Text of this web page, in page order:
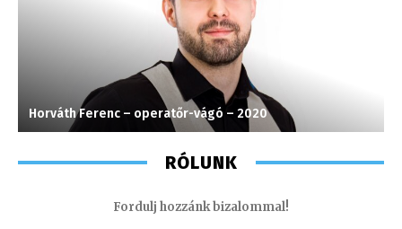
Horváth Ferenc – operatőr-vágó – 2020
RÓLUNK
Fordulj hozzánk bizalommal!